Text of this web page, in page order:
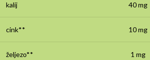
kalij 40 mg
cink** 10 mg
željezo** 1 mg